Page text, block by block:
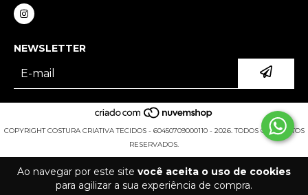
Ao navegar por este site você aceita o uso de cookies
para agilizar a sua experiência de compra.
NEWSLETTER
COPYRIGHT COSTURA CRIATIVA TECIDOS - 60450709000110 - 2026. TODOS OS DIREITOS
RESERVADOS.